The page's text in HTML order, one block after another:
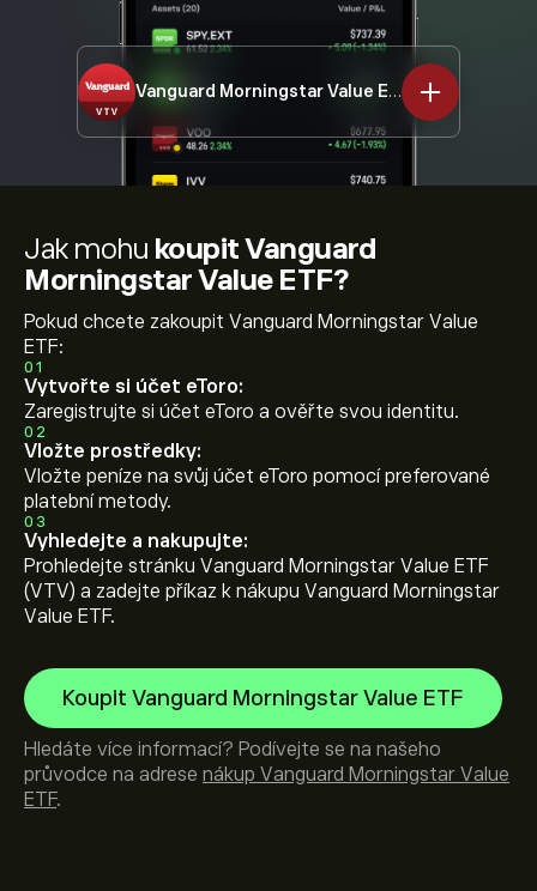
Vanguard Morningstar Value ETF VTV
Jak mohu koupit Vanguard
Morningstar Value ETF?
Pokud chcete zakoupit Vanguard Morningstar Value
ETF:
01
Vytvořte si účet eToro:
Zaregistrujte si účet eToro a ověřte svou identitu.
02
Vložte prostředky:
Vložte peníze na svůj účet eToro pomocí preferované
platební metody.
03
Vyhledejte a nakupujte:
Prohledejte stránku Vanguard Morningstar Value ETF
(VTV) a zadejte příkaz k nákupu Vanguard Morningstar
Value ETF.
Koupit Vanguard Morningstar Value ETF
Hledáte více informací? Podívejte se na našeho
průvodce na adrese nákup Vanguard Morningstar Value
ETF.